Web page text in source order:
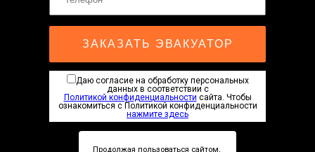
лесной городок
выхино
ЗАКАЗАТЬ ЭВАКУАТОР
Даю согласие на обработку персональных
данных в соответствии с
Политикой конфиденциальности сайта. Чтобы
ознакомиться с Политикой конфиденциальности
нажмите здесь
Продолжая пользоваться сайтом,